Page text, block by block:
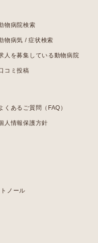
物病院検索
物病気 / 症状検索
人を募集している動物病院
コミ投稿
くあるご質問（FAQ）
人情報保護方針
ノール